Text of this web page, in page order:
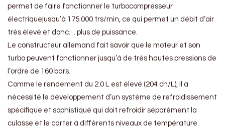
permet de faire fonctionner le turbocompresseur
électriquejusqu’à 175.000 trs/min, ce qui permet un débit d’air
très élevé et donc… plus de puissance.
Le constructeur allemand fait savoir que le moteur et son
turbo peuvent fonctionner jusqu’à de très hautes pressions de
l’ordre de 160 bars.
Comme le rendement du 2.0 L est élevé (204 ch/L), il a
nécessité le développement d’un système de refroidissement
spécifique et sophistiqué qui doit refroidir séparément la
culasse et le carter à différents niveaux de température.